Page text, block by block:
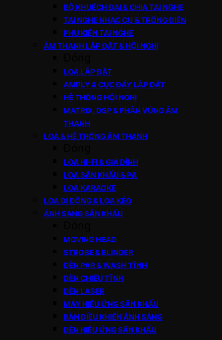
BỘ KHUẾCH ĐẠI & CHIA TAI NGHE
TAI NGHE NHẠC CỤ & TRỐNG ĐIỆN
PHỤ KIỆN TAI NGHE
ÂM THANH LẮP ĐẶT & HỘI NGHỊ
LOA LẮP ĐẶT
AMPLY & CỤC ĐẨY LẮP ĐẶT
HỆ THỐNG HỘI NGHỊ
MATRIX, DSP & PHÂN VÙNG ÂM
THANH
LOA & HỆ THỐNG ÂM THANH
LOA HI-FI & GIA ĐÌNH
LOA SÂN KHẤU & PA
LOA KARAOKE
LOA DI ĐỘNG & LOA KÉO
ÁNH SÁNG SÂN KHẤU
MOVING HEAD
STROBE & BLINDER
ĐÈN PAR & WASH TĨNH
ĐÈN CHIẾU TĨNH
ĐÈN LASER
MÁY HIỆU ỨNG SÂN KHẤU
BÀN ĐIỀU KHIỂN ÁNH SÁNG
ĐÈN HIỆU ỨNG SÂN KHẤU